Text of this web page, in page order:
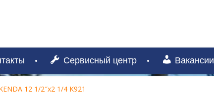
Сервисный центр Вакансии
12 1/2″х2 1/4 K921